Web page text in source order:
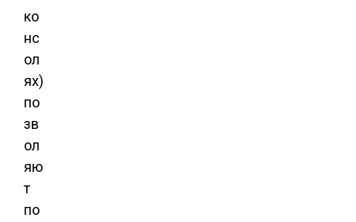
ко
нс
ол
ях)
по
зв
ол
яю
т
по